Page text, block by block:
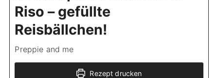
Riso – gefüllte
Reisbällchen!
Preppie and me
Rezept drucken